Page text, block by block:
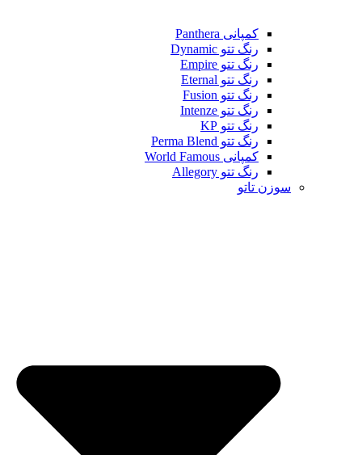
کمپانی Panthera
رنگ تتو Dynamic
رنگ تتو Empire
رنگ تتو Eternal
رنگ تتو Fusion
رنگ تتو Intenze
رنگ تتو KP
رنگ تتو Perma Blend
کمپانی World Famous
رنگ تتو Allegory
سوزن تاتو